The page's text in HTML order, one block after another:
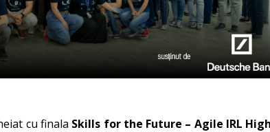
cu finala Skills for the Future – Agile IRL